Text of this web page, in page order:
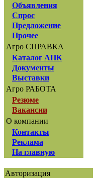
Объявления
Спрос
Предложение
Прочее
Агро СПРАВКА
Каталог АПК
Документы
Выставки
Агро РАБОТА
Резюме
Вакансии
О компании
Контакты
Реклама
На главную
Авторизация